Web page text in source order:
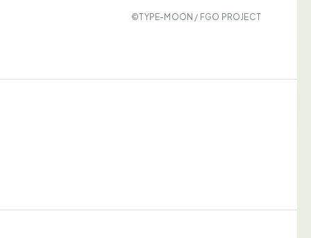
©TYPE-MOON / FGO PROJECT